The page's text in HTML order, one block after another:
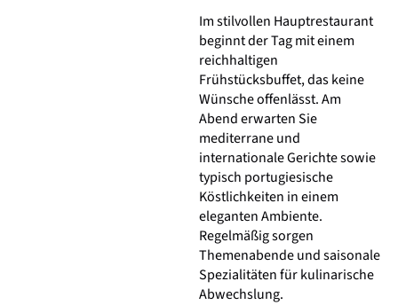
Im stilvollen Hauptrestaurant
beginnt der Tag mit einem
reichhaltigen
Frühstücksbuffet, das keine
Wünsche offenlässt. Am
Abend erwarten Sie
mediterrane und
internationale Gerichte sowie
typisch portugiesische
Köstlichkeiten in einem
eleganten Ambiente.
Regelmäßig sorgen
Themenabende und saisonale
Spezialitäten für kulinarische
Abwechslung.